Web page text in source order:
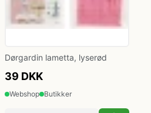
Dørgardin lametta, lyserød
39 DKK
Webshop Butikker